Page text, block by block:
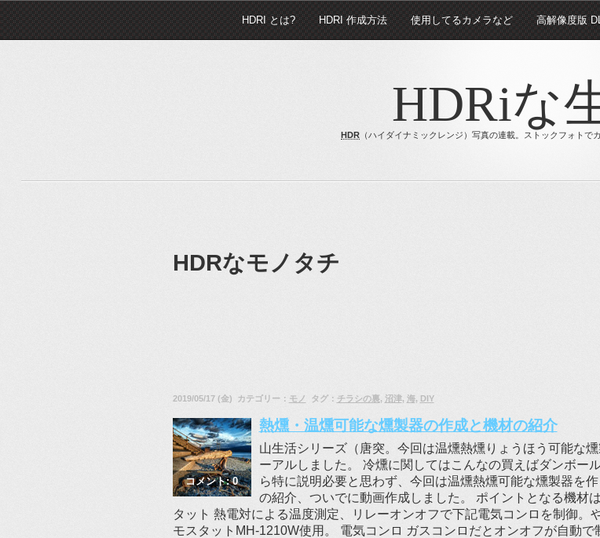
HDRI とは? HDRI 作成方法 使用してるカメラなど 高解像度版
HDRiな
HDR （ハイダイナミックレンジ）写真の連載。ストックフォトで
HDRなモノタチ
2019/05/17 (金) カテゴリー： モノ タグ： チラシの裏, 沼津, 海, DIY
コメント: 0
熱燻・温燻可能な燻製器の作成と機材の紹介
山生活シリーズ（唐突。今回は温燻熱燻りょうほう可能な燻
ーアルしました。 冷燻に関してはこんなの買えばダンボー
ら特に説明必要と思わず、今回は温燻熱燻可能な燻製器を
の紹介、ついでに動画作成しました。 ポイントとなる機材
タット 熱電対による温度測定、リレーオンオフで下記電気コンロを制御。
モスタットMH-1210W使用。 電気コンロ ガスコンロだとオンオフが自動で